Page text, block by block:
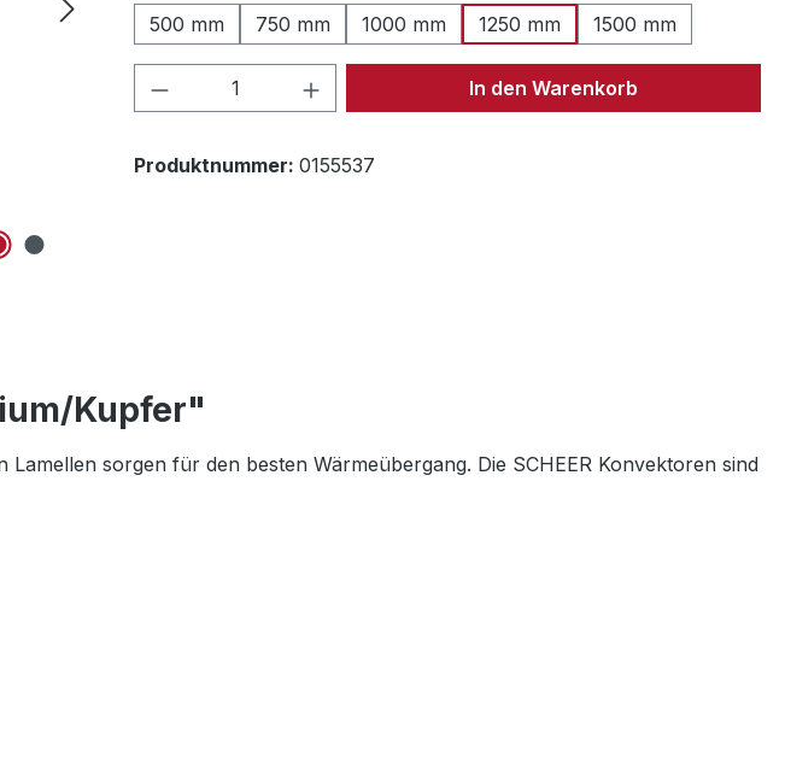
500 mm
750 mm 1000 mm 1250 mm 1500 mm
Produkt Anzahl: Gib den gewünschten Wert
In den Warenkorb
Produktnummer: 0155537
Kupfer"
sorgen für den besten Wärmeübergang. Die SCHEER Konvektoren sind